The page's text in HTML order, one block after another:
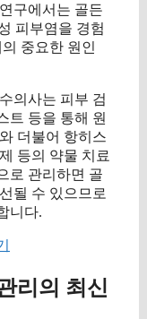
구에서는 골든
피부염을 경험
중요한 원인
의사는 피부 검
트 등을 통해 원
더불어 항히스
등의 약물 치료
로 관리하면 골
될 수 있으므로
니다.
리의 최신